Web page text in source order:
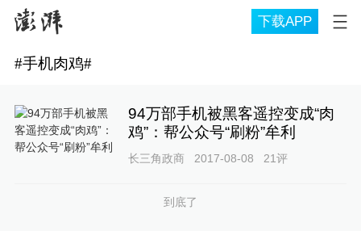
下载APP
#手机肉鸡#
94万部手机被黑客遥控变成“肉
鸡”：帮公众号“刷粉”牟利
长三角政商 2017-08-08 21评
到底了